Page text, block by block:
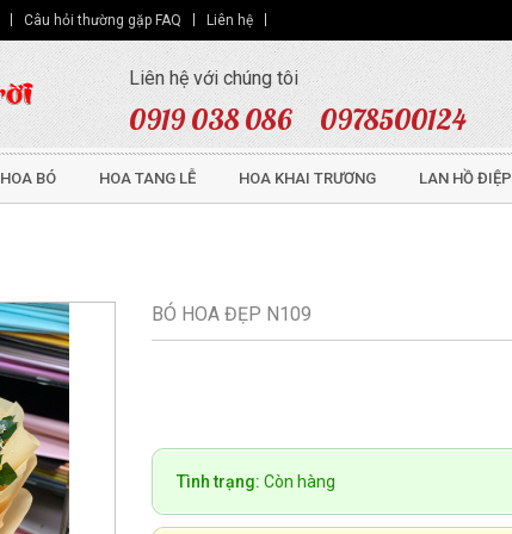
Câu hỏi thường gặp FAQ Liên hệ
Liên hệ với chúng tôi
0919 038 086 0978500124
HOA BÓ HOA TANG LỄ HOA KHAI TRƯƠNG LAN HỒ ĐIỆP
BÓ HOA ĐẸP N109
Tình trạng: Còn hàng